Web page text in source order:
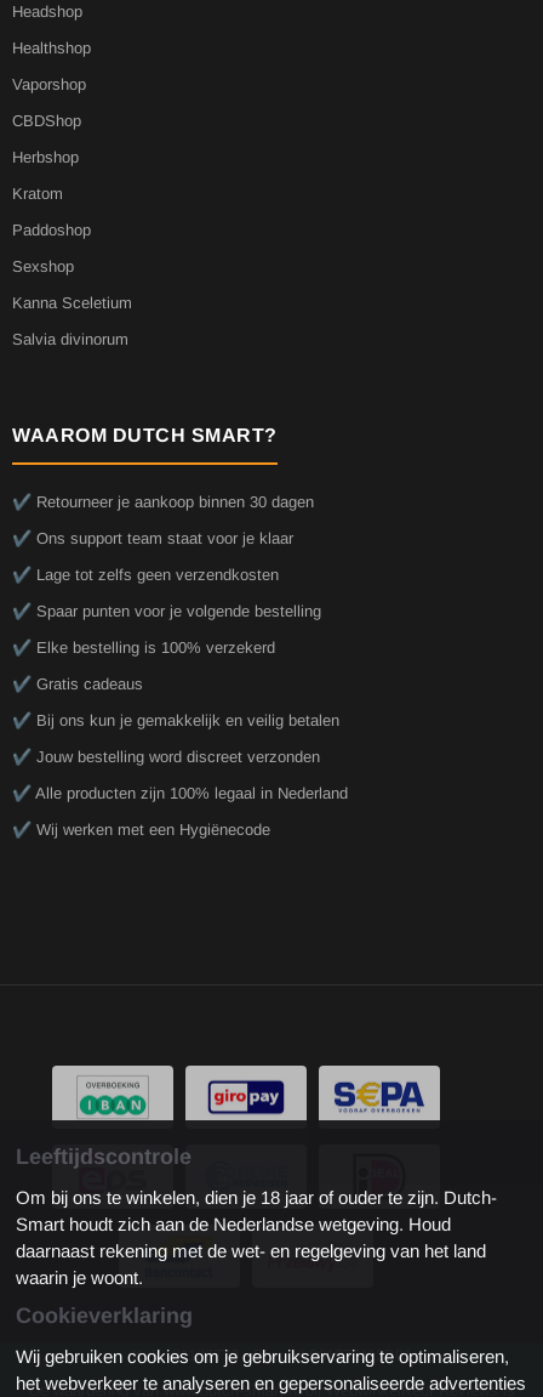
Headshop
Healthshop
Vaporshop
CBDShop
Herbshop
Kratom
Paddoshop
Sexshop
Kanna Sceletium
Salvia divinorum
WAAROM DUTCH SMART?
✔️ Retourneer je aankoop binnen 30 dagen
✔️ Ons support team staat voor je klaar
✔️ Lage tot zelfs geen verzendkosten
✔️ Spaar punten voor je volgende bestelling
✔️ Elke bestelling is 100% verzekerd
✔️ Gratis cadeaus
✔️ Bij ons kun je gemakkelijk en veilig betalen
✔️ Jouw bestelling word discreet verzonden
✔️ Alle producten zijn 100% legaal in Nederland
✔️ Wij werken met een Hygiënecode
KvK: 81180772 - Btw: NL861973112B01
De waardering van www.dutch-smart.nl bijWebwinkelKeur Reviewsis
Leeftijdscontrole
Om bij ons te winkelen, dien je 18 jaar of ouder te zijn. Dutch-
Smart houdt zich aan de Nederlandse wetgeving. Houd
daarnaast rekening met de wet- en regelgeving van het land
waarin je woont.
Cookieverklaring
Wij gebruiken cookies om je gebruikservaring te optimaliseren,
het webverkeer te analyseren en gepersonaliseerde advertenties